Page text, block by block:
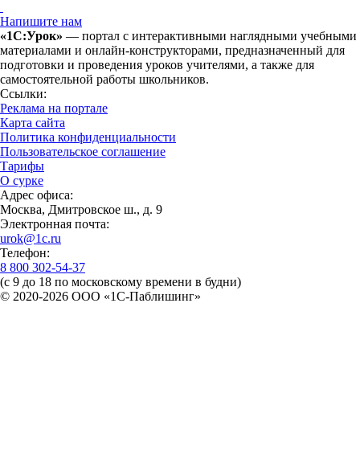
Напишите нам
«1С:Урок» — портал с интерактивными наглядными учебными
материалами и онлайн-конструкторами, предназначенный для
подготовки и проведения уроков учителями, а также для
самостоятельной работы школьников.
Ссылки:
Реклама на портале
Карта сайта
Политика конфиденциальности
Пользовательское соглашение
Тарифы
О сурке
Адрес офиса:
Москва, Дмитровское ш., д. 9
Электронная почта:
urok@1c.ru
Телефон:
8 800 302-54-37
(с 9 до 18 по московскому времени в будни)
© 2020-2026 OOO «1С-Паблишинг»